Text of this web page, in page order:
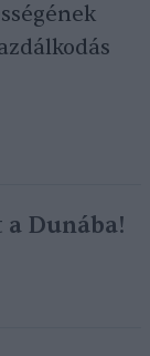
Dunába!